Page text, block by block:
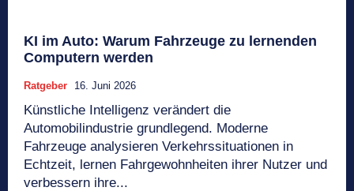
KI im Auto: Warum Fahrzeuge zu lernenden
Computern werden
Ratgeber 16. Juni 2026
Künstliche Intelligenz verändert die
Automobilindustrie grundlegend. Moderne
Fahrzeuge analysieren Verkehrssituationen in
Echtzeit, lernen Fahrgewohnheiten ihrer Nutzer und
verbessern ihre...